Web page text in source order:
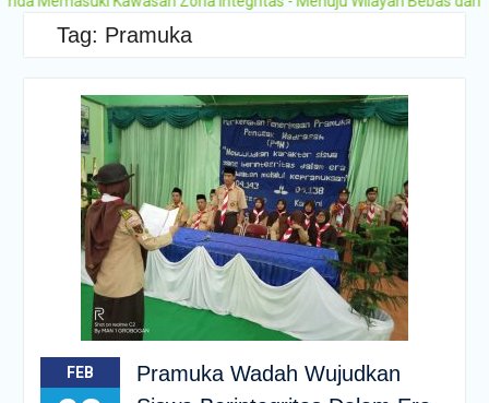
Tag: Pramuka
FEB
Pramuka Wadah Wujudkan